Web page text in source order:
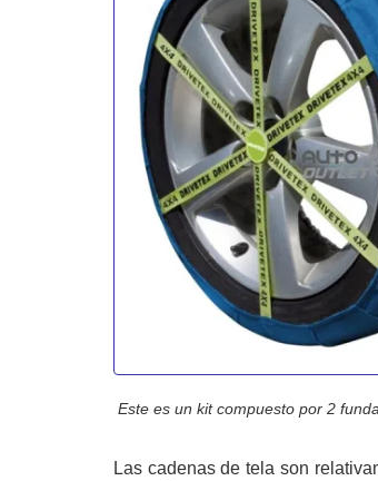
Este es un kit compuesto por 2
Las cadenas de tela son